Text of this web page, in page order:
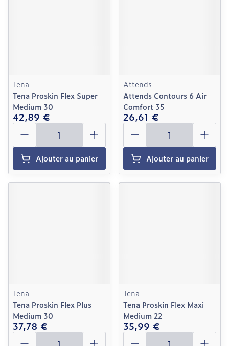
Tena
Tena Proskin Flex Super
Medium 30
42,89 €
Quantité
Ajouter au panier
Attends
Attends Contours 6 Air
Comfort 35
26,61 €
Quantité
Ajouter au panier
Tena
Tena Proskin Flex Plus
Medium 30
37,78 €
Quantité
Tena
Tena Proskin Flex Maxi
Medium 22
35,99 €
Quantité